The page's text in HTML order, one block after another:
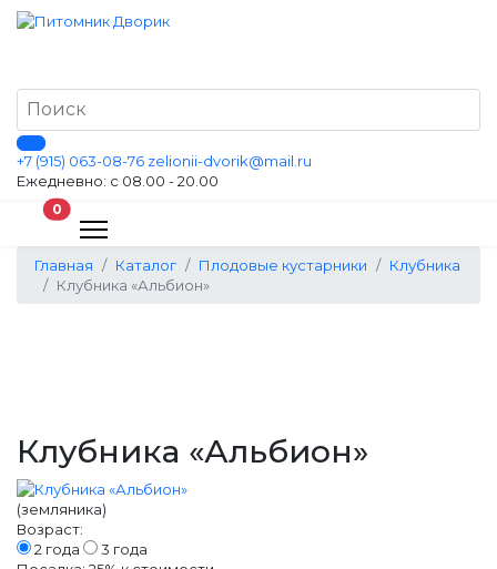
+7 (915) 063-08-76 zelionii-dvorik@mail.ru
Ежедневно: с 08.00 - 20.00
0В корзину
Главная Каталог Плодовые кустарники
Клубника
Клубника «Альбион»
Клубника «Альбион»
(земляника)
Возраст:
2 года
3 года